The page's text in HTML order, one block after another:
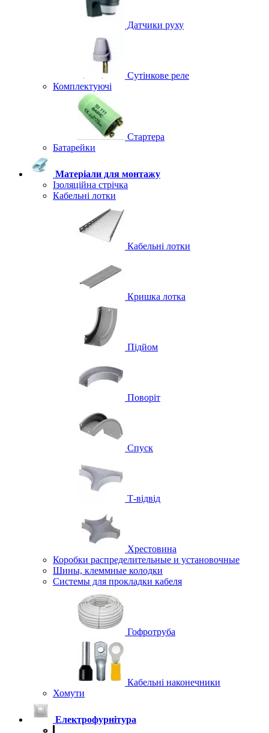
Датчики руху
Сутінкове реле
Комплектуючі
Стартера
Батарейки
Матеріали для монтажу
Ізоляційна стрічка
Кабельні лотки
Кабельні лотки
Кришка лотка
Підйом
Поворіт
Спуск
Т-відвід
Хрестовина
Коробки распределительные и установочные
Шины, клеммные колодки
Системы для прокладки кабеля
Гофротруба
Кабельні наконечники
Хомути
Електрофурнітура